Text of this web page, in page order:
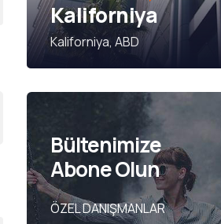
Kaliforniya
Kaliforniya, ABD
Bültenimize
Abone Olun
ÖZEL DANIŞMANLAR